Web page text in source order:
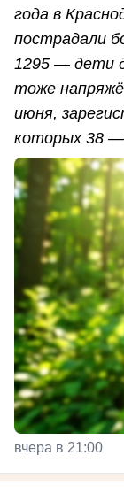
года в
пострадали
1295 — дети
тоже
июня,
которых 38
вчера в 21:00